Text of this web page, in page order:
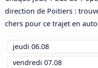
direction de Poitiers :
chers pour ce trajet en
jeudi 06.08
vendredi 07.08